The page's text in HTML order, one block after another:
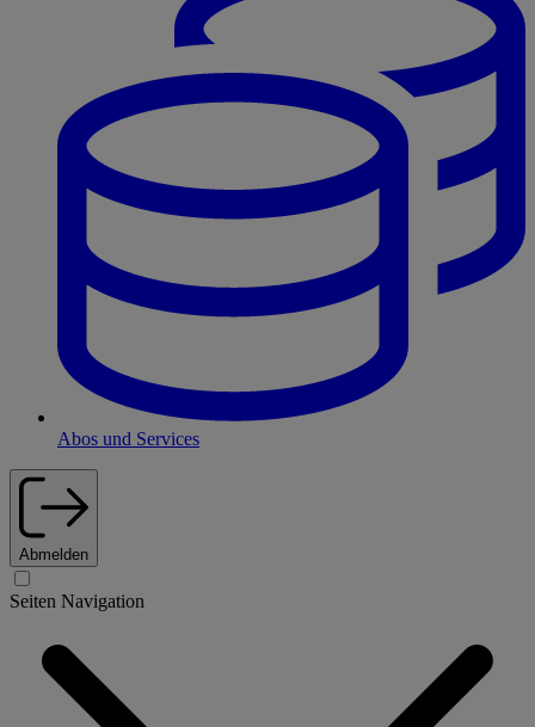
Abos und Services
Abmelden
Seiten Navigation